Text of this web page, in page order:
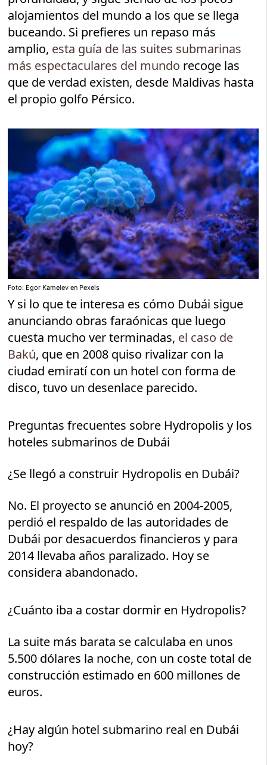
alojamientos del mundo a los que se llega
buceando. Si prefieres un repaso más
amplio, esta guía de las suites submarinas
más espectaculares del mundo recoge las
que de verdad existen, desde Maldivas hasta
el propio golfo Pérsico.
Foto: Egor Kamelev en Pexels
Y si lo que te interesa es cómo Dubái sigue
anunciando obras faraónicas que luego
cuesta mucho ver terminadas, el caso de
Bakú, que en 2008 quiso rivalizar con la
ciudad emiratí con un hotel con forma de
disco, tuvo un desenlace parecido.
Preguntas frecuentes sobre Hydropolis y los
hoteles submarinos de Dubái
¿Se llegó a construir Hydropolis en Dubái?
No. El proyecto se anunció en 2004-2005,
perdió el respaldo de las autoridades de
Dubái por desacuerdos financieros y para
2014 llevaba años paralizado. Hoy se
considera abandonado.
¿Cuánto iba a costar dormir en Hydropolis?
La suite más barata se calculaba en unos
5.500 dólares la noche, con un coste total de
construcción estimado en 600 millones de
euros.
¿Hay algún hotel submarino real en Dubái
hoy?